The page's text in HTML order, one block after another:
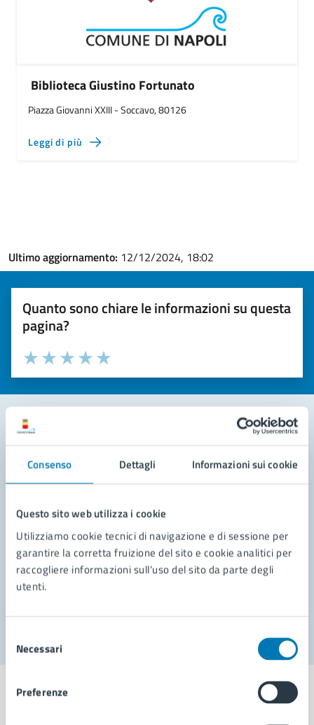
Consenso Dettagli Informazioni sui cookie
Questo sito web utilizza i cookie
Utilizziamo cookie tecnici di navigazione e di sessione per
garantire la corretta fruizione del sito e cookie analitici per
raccogliere informazioni sull'uso del sito da parte degli
utenti.
delNecessari
Preferenze
Biblioteca Giustino Fortunato
Piazza Giovanni XXIII - Soccavo, 80126
Leggi di più
Ultimo aggiornamento: 12/12/2024, 18:02
Quanto sono chiare le informazioni su questa
pagina?
Valuta la chiarezza delle informazioni (da 1 a 5 stelle)
Seleziona il numero di stelle per valutare la chiarezza delle
Valuta 5 stelle su 5
Valuta 4 stelle su 5
Valuta 3 stelle su 5
Valuta 2 stelle su 5
Valuta 1 stelle su 5
Leggi le domande frequenti
Richiedi assistenza
Prenota appuntamento
Problemi in città